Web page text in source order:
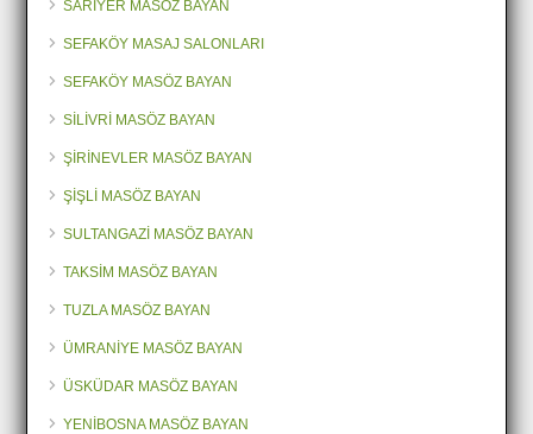
SARIYER MASÖZ BAYAN
SEFAKÖY MASAJ SALONLARI
SEFAKÖY MASÖZ BAYAN
SİLİVRİ MASÖZ BAYAN
ŞİRİNEVLER MASÖZ BAYAN
ŞİŞLİ MASÖZ BAYAN
SULTANGAZİ MASÖZ BAYAN
TAKSİM MASÖZ BAYAN
TUZLA MASÖZ BAYAN
ÜMRANİYE MASÖZ BAYAN
ÜSKÜDAR MASÖZ BAYAN
YENİBOSNA MASÖZ BAYAN